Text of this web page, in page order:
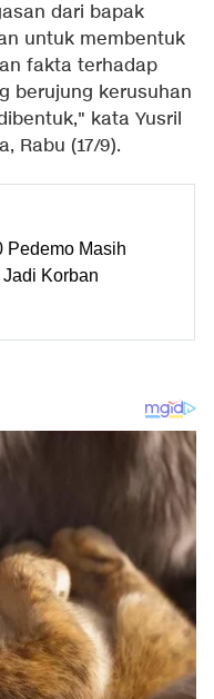
dari bapak
untuk membentuk
fakta terhadap
berujung kerusuhan
kata Yusril
Rabu (17/9).
Pedemo Masih
Korban